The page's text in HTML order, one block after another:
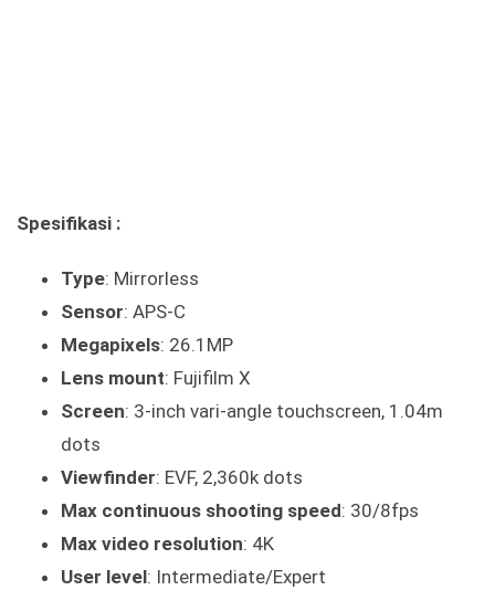
Spesifikasi :
Type: Mirrorless
Sensor: APS-C
Megapixels: 26.1MP
Lens mount: Fujifilm X
Screen: 3-inch vari-angle touchscreen, 1.04m
dots
Viewfinder: EVF, 2,360k dots
Max continuous shooting speed: 30/8fps
Max video resolution: 4K
User level: Intermediate/Expert